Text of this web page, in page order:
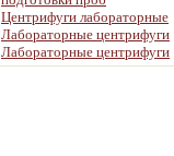
Центрифуги лабораторные
Лабораторные центрифуги
Лабораторные центрифуги